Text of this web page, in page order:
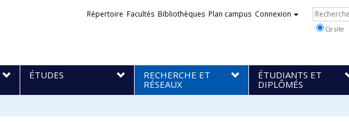
Liens
Répertoire Facultés Bibliothèques Plan campus Connexion
Ce site
ÉTUDES
RECHERCHE ET
RÉSEAUX
ÉTUDIANTS ET
DIPLÔMÉS